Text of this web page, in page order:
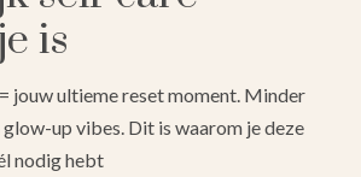
is
jouw ultieme reset moment. Minder
glow-up vibes. Dit is waarom je deze
nodig hebt